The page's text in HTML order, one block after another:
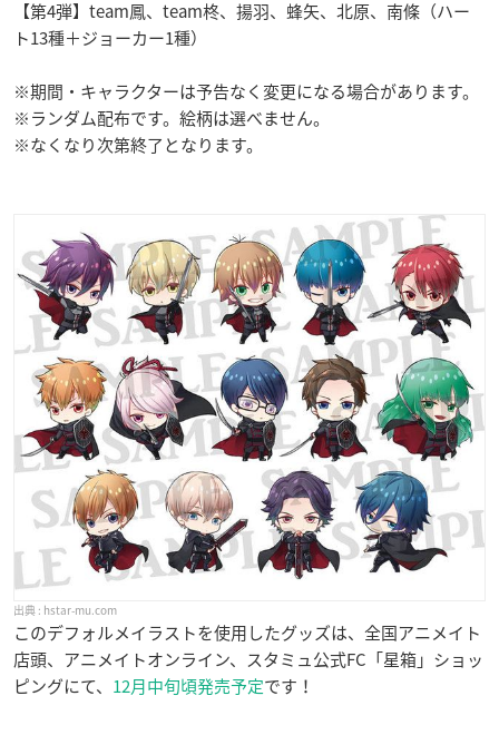
【第4弾】team鳳、team柊、揚羽、蜂矢、北原、南條（ハー
ト13種＋ジョーカー1種）
※期間・キャラクターは予告なく変更になる場合があります。
※ランダム配布です。絵柄は選べません。
※なくなり次第終了となります。
hstar-mu.com
このデフォルメイラストを使用したグッズは、全国アニメイト
店頭、アニメイトオンライン、スタミュ公式FC「星箱」ショッ
ピングにて、 12月中旬頃発売予定です！